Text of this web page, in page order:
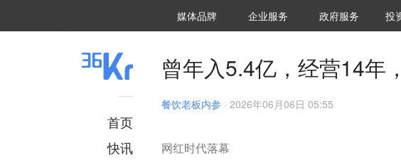
媒体品牌 36Kr研究院
企业服务 城市之窗
政府服务 投资
投
首页
快讯
曾年入5.4亿，经营14年
餐饮老板内参 · 2026年06月06日 05:55
网红时代落幕